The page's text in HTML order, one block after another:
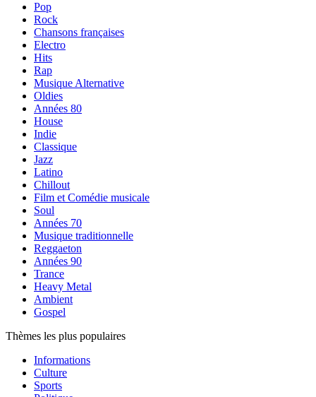
Pop
Rock
Chansons françaises
Electro
Hits
Rap
Musique Alternative
Oldies
Années 80
House
Indie
Classique
Jazz
Latino
Chillout
Film et Comédie musicale
Soul
Années 70
Musique traditionnelle
Reggaeton
Années 90
Trance
Heavy Metal
Ambient
Gospel
Thèmes les plus populaires
Informations
Culture
Sports